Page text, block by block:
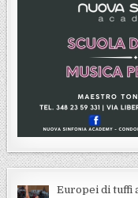
Europei di tuffi